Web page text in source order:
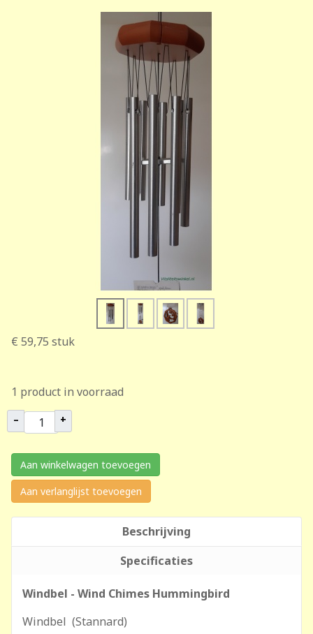
€ 59,75 stuk
1 product in voorraad
– +
Aan winkelwagen toevoegen
Aan verlanglijst toevoegen
Beschrijving
Specificaties
Windbel - Wind Chimes Hummingbird
Windbel (Stannard)